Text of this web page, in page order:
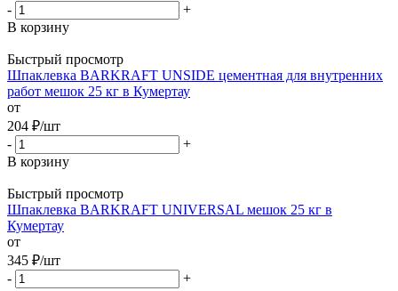
-
+
В корзину
Быстрый просмотр
Шпаклевка BARKRAFT UNSIDE цементная для внутренних
работ мешок 25 кг в Кумертау
от
204 ₽/шт
-
+
В корзину
Быстрый просмотр
Шпаклевка BARKRAFT UNIVERSAL мешок 25 кг в
Кумертау
от
345 ₽/шт
-
+